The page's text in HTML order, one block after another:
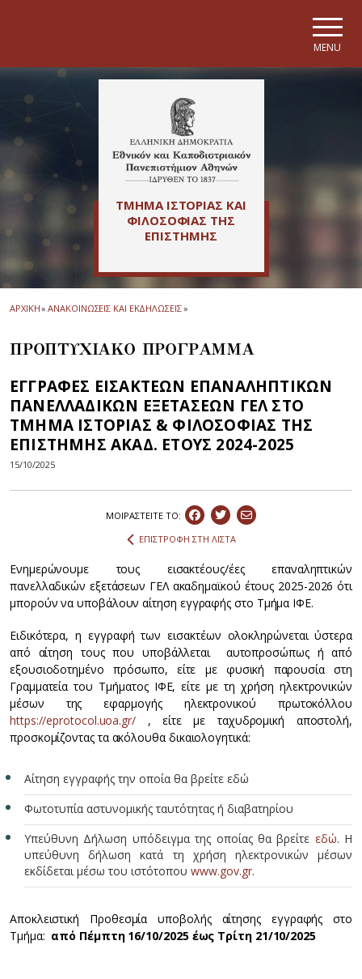
MENU
ΤΜΗΜΑ ΙΣΤΟΡΙΑΣ ΚΑΙ
ΦΙΛΟΣΟΦΙΑΣ ΤΗΣ
ΕΠΙΣΤΗΜΗΣ
ΑΡΧΙΚΗ» ΑΝΑΚΟΙΝΩΣΕΙΣ ΚΑΙ ΕΚΔΗΛΩΣΕΙΣ»
ΠΡΟΠΤΥΧΙΑΚΟ ΠΡΟΓΡΑΜΜΑ
ΕΓΓΡΑΦΕΣ ΕΙΣΑΚΤΕΩΝ ΕΠΑΝΑΛΗΠΤΙΚΩΝ
ΠΑΝΕΛΛΑΔΙΚΩΝ ΕΞΕΤΑΣΕΩΝ ΓΕΛ ΣΤΟ
ΤΜΗΜΑ ΙΣΤΟΡΙΑΣ & ΦΙΛΟΣΟΦΙΑΣ ΤΗΣ
ΕΠΙΣΤΗΜΗΣ ΑΚΑΔ. ΕΤΟΥΣ 2024-2025
15/10/2025
ΜΟΙΡΑΣΤEIΤΕ ΤΟ:
ΕΠΙΣΤΡΟΦΗ ΣΤΗ ΛΙΣΤΑ
Ενημερώνουμε τους εισακτέους/έες επαναληπτικών
πανελλαδικών εξετάσεων ΓΕΛ ακαδημαϊκού έτους 2025-2026 ότι
μπορούν να υποβάλουν αίτηση εγγραφής στο Τμήμα ΙΦΕ.
Ειδικότερα, η εγγραφή των εισακτέων ολοκληρώνεται ύστερα
από αίτηση τους που υποβάλλεται αυτοπροσώπως ή από
εξουσιοδοτημένο πρόσωπο, είτε με φυσική παρουσία στη
Γραμματεία του Τμήματος ΙΦΕ, είτε με τη χρήση ηλεκτρονικών
μέσων της εφαρμογής ηλεκτρονικού πρωτοκόλλου
https://eprotocol.uoa.gr/ , είτε με ταχυδρομική αποστολή,
προσκομίζοντας τα ακόλουθα δικαιολογητικά:
Αίτηση εγγραφής την οποία θα βρείτε εδώ
Φωτοτυπία αστυνομικής ταυτότητας ή διαβατηρίου
Yπεύθυνη Δήλωση υπόδειγμα της οποίας θα βρείτε εδώ. Η
υπεύθυνη δήλωση κατά τη χρήση ηλεκτρονικών μέσων
εκδίδεται μέσω του ιστότοπου www.gov.gr.
Αποκλειστική Προθεσμία υποβολής αίτησης εγγραφής στο
Τμήμα: από Πέμπτη 16/10/2025 έως Τρίτη 21/10/2025